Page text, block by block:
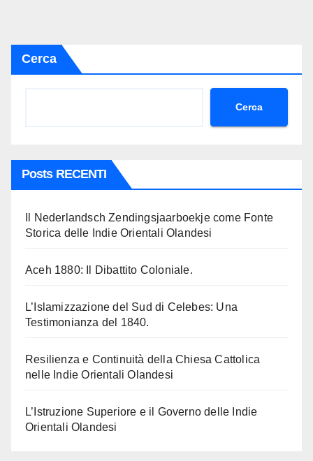
Cerca
Cerca
Posts RECENTI
Il Nederlandsch Zendingsjaarboekje come Fonte
Storica delle Indie Orientali Olandesi
Aceh 1880: Il Dibattito Coloniale.
L’Islamizzazione del Sud di Celebes: Una
Testimonianza del 1840.
Resilienza e Continuità della Chiesa Cattolica
nelle Indie Orientali Olandesi
L’Istruzione Superiore e il Governo delle Indie
Orientali Olandesi